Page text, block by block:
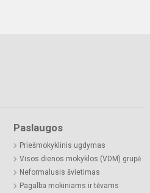
Paslaugos
Priešmokyklinis ugdymas
Visos dienos mokyklos (VDM) grupė
Neformalusis švietimas
Pagalba mokiniams ir tėvams